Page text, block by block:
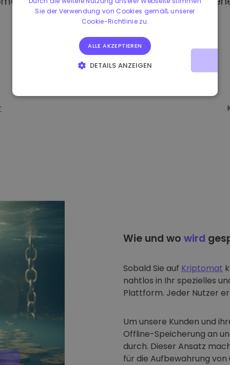
Wie und wo wird
Sobald Sie auf Kriptomat
nahtlos in Ihr spezielles
Plattform. Jeder Nutzer
Um unsere Kunden und
Offline-Speicherung an
durch. Dieser Ansatz
für die Aufbewahrung
Sie der Verwendung von Cookies gemäß unserer
Cookie-Richtlinie zu.
ALLE AKZEPTIEREN
DETAILS ANZEIGEN